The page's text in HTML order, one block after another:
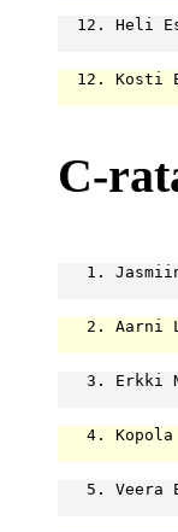
12. Heli
12. Kosti
C-
1.
2.
3. Erkki
4.
5. Veera